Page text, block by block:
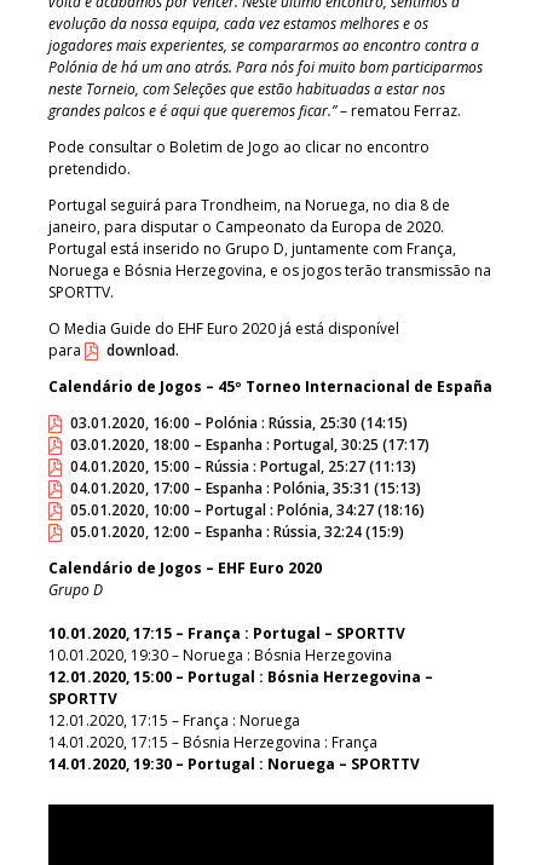
evolução da nossa equipa, cada vez estamos melhores e os
jogadores mais experientes, se compararmos ao encontro contra a
Polónia de há um ano atrás. Para nós foi muito bom participarmos
neste Torneio, com Seleções que estão habituadas a estar nos
grandes palcos e é aqui que queremos ficar.”– rematou Ferraz.
Pode consultar o Boletim de Jogo ao clicar no encontro
pretendido.
Portugal seguirá para Trondheim, na Noruega, no dia 8 de
janeiro, para disputar o Campeonato da Europa de 2020.
Portugal está inserido no Grupo D, juntamente com França,
Noruega e Bósnia Herzegovina, e os jogos terão transmissão na
SPORTTV.
O Media Guide do EHF Euro 2020 já está disponível
para
download.
Calendário de Jogos – 45º Torneo Internacional de España
03.01.2020, 16:00 – Polónia : Rússia, 25:30 (14:15)
03.01.2020, 18:00 – Espanha : Portugal, 30:25 (17:17)
04.01.2020, 15:00 – Rússia : Portugal, 25:27 (11:13)
04.01.2020, 17:00 – Espanha : Polónia, 35:31 (15:13)
05.01.2020, 10:00 – Portugal : Polónia, 34:27 (18:16)
05.01.2020, 12:00 – Espanha : Rússia, 32:24 (15:9)
Calendário de Jogos – EHF Euro 2020
Grupo D
10.01.2020, 17:15 – França : Portugal – SPORTTV
10.01.2020, 19:30 – Noruega : Bósnia Herzegovina
12.01.2020, 15:00 – Portugal : Bósnia Herzegovina –
SPORTTV
12.01.2020, 17:15 – França : Noruega
14.01.2020, 17:15 – Bósnia Herzegovina : França
14.01.2020, 19:30 – Portugal : Noruega – SPORTTV